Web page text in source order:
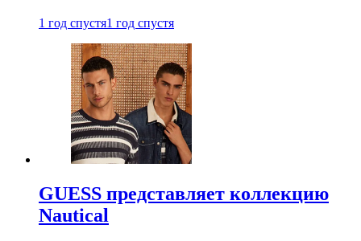
1 год спустя1 год спустя
GUESS представляет коллекцию
Nautical